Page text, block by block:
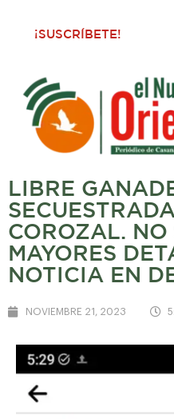
¡SUSCRÍBETE!
LIBRE
COROZAL. NO
MAYORES
NOTICIA EN
NOVIEMBRE 21, 2023